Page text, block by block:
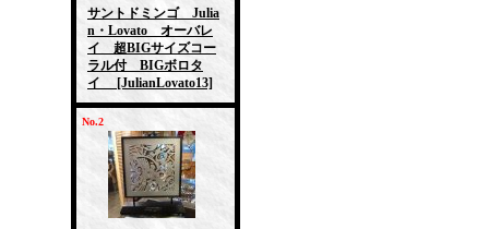
サントドミンゴ Julia
n・Lovato オーバレ
イ 超BIGサイズコー
ラル付 BIGボロタ
イ
[JulianLovato13]
No.2